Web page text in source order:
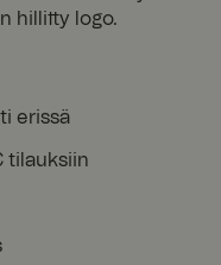
hillitty logo.
erissä
tilauksiin